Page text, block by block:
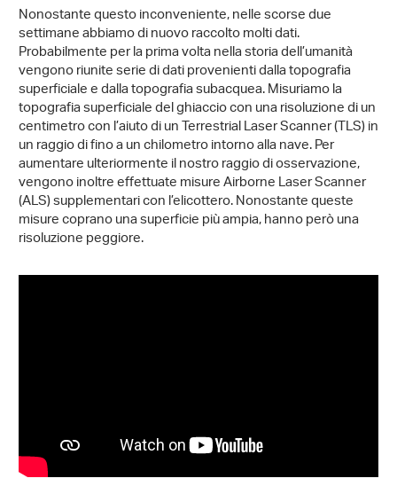
Nonostante questo inconveniente, nelle scorse due
settimane abbiamo di nuovo raccolto molti dati.
Probabilmente per la prima volta nella storia dell’umanità
vengono riunite serie di dati provenienti dalla topografia
superficiale e dalla topografia subacquea. Misuriamo la
topografia superficiale del ghiaccio con una risoluzione di un
centimetro con l’aiuto di un Terrestrial Laser Scanner (TLS) in
un raggio di fino a un chilometro intorno alla nave. Per
aumentare ulteriormente il nostro raggio di osservazione,
vengono inoltre effettuate misure Airborne Laser Scanner
(ALS) supplementari con l’elicottero. Nonostante queste
misure coprano una superficie più ampia, hanno però una
risoluzione peggiore.